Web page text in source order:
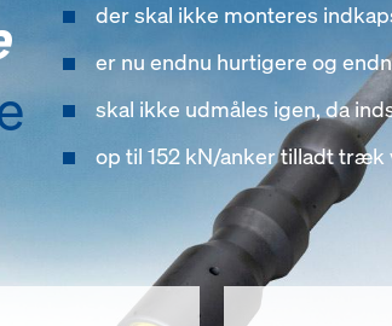
der skal ikke monteres
er nu endnu hurtigere og
skal ikke udmåles igen, da
op til 152 kN/anker tilladt træk